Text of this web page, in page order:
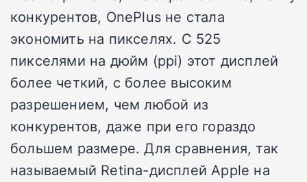
конкурентов, OnePlus не стала
экономить на пикселях. С 525
пикселями на дюйм (ppi) этот дисплей
более четкий, с более высоким
разрешением, чем любой из
конкурентов, даже при его гораздо
большем размере. Для сравнения, так
называемый Retina-дисплей Apple на